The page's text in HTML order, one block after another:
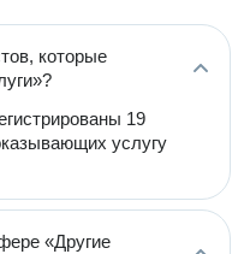
которые
19
услугу
«Другие